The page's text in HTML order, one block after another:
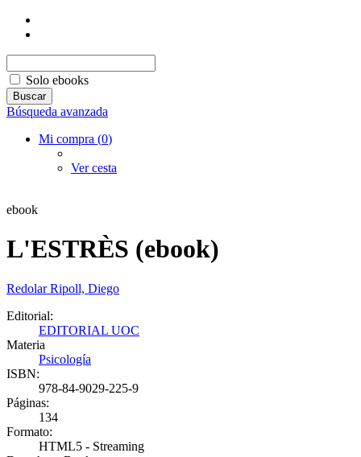
Solo ebooks
Búsqueda avanzada
Mi compra (0)
Ver cesta
ebook
L'ESTRÈS (ebook)
Redolar Ripoll, Diego
Editorial:
EDITORIAL UOC
Materia
Psicología
ISBN:
978-84-9029-225-9
Páginas:
134
Formato:
HTML5 - Streaming